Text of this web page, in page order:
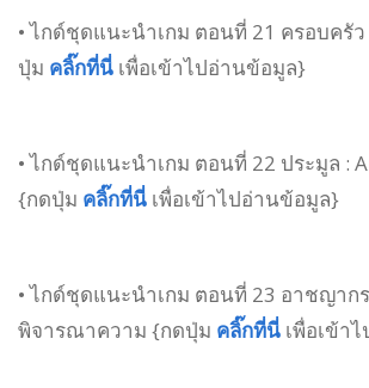
• ไกด์ชุดแนะนำเกม ตอนที่ 21 ครอบครั
ปุ่ม คลิ๊กที่นี่ เพื่อเข้าไปอ่านข้อมูล}
• ไกด์ชุดแนะนำเกม ตอนที่ 22 ประมูล :
{กดปุ่ม คลิ๊กที่นี่ เพื่อเข้าไปอ่านข้อมูล}
• ไกด์ชุดแนะนำเกม ตอนที่ 23 อาชญาก
พิจารณาความ {กดปุ่ม คลิ๊กที่นี่ เพื่อเข้า